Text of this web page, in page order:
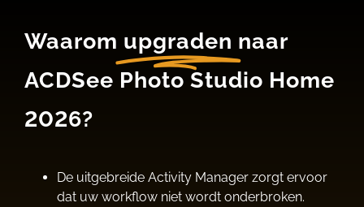
Waarom upgraden naar
ACDSee Photo Studio Home
2026?
De uitgebreide Activity Manager zorgt ervoor
dat uw workflow niet wordt onderbroken.